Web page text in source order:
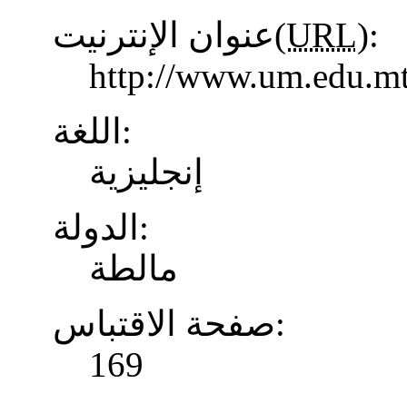
عنوان الإنترنيت(URL):
http://
اللغة:
إنجليزية
الدولة:
مالطة
صفحة الاقتباس:
169